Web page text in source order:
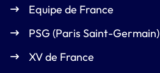
Equipe de France
PSG (Paris Saint-Germain)
XV de France